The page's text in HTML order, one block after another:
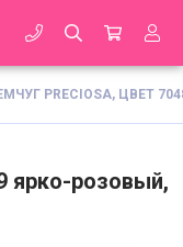
PRECIOSA, ЦВЕТ
ярко-розовый,